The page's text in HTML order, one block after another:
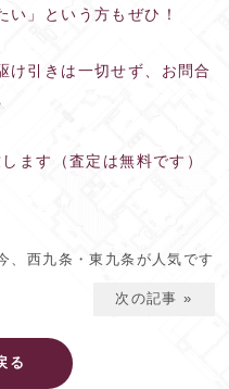
い」という方もぜひ！
け引きは一切せず、お問合
ます（査定は無料です）
る
、西九条・東九条が人気です
次の記事 »